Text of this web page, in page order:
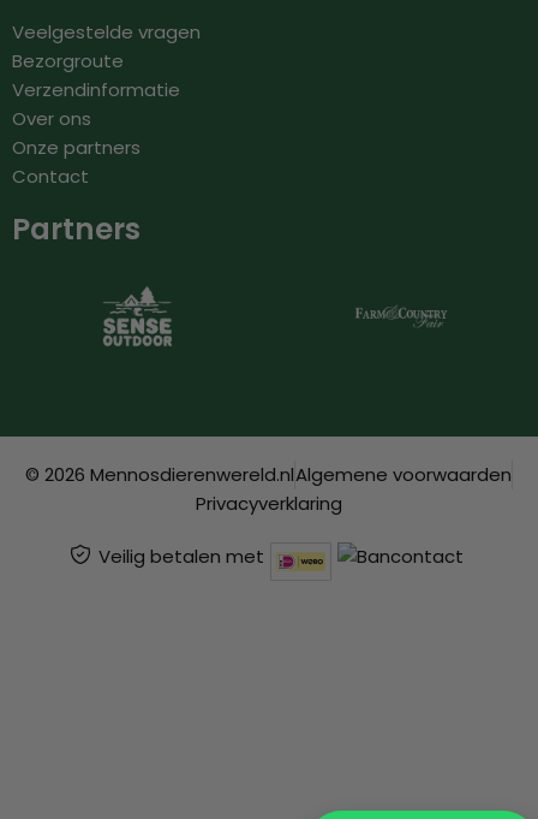
Veelgestelde vragen
Bezorgroute
Verzendinformatie
Over ons
Onze partners
Contact
Partners
© 2026 Mennosdierenwereld.nlAlgemene voorwaarden
Privacyverklaring
Veilig betalen met